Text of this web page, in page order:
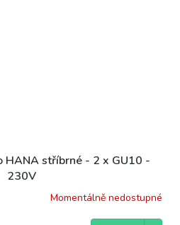
HANA stříbrné - 2 x GU10 -
230V
Momentálně nedostupné